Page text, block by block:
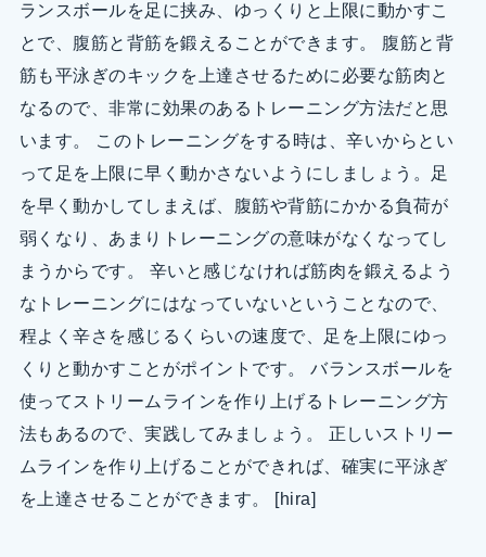
ランスボールを足に挟み、ゆっくりと上限に動かすこ
とで、腹筋と背筋を鍛えることができます。 腹筋と背
筋も平泳ぎのキックを上達させるために必要な筋肉と
なるので、非常に効果のあるトレーニング方法だと思
います。 このトレーニングをする時は、辛いからとい
って足を上限に早く動かさないようにしましょう。足
を早く動かしてしまえば、腹筋や背筋にかかる負荷が
弱くなり、あまりトレーニングの意味がなくなってし
まうからです。 辛いと感じなければ筋肉を鍛えるよう
なトレーニングにはなっていないということなので、
程よく辛さを感じるくらいの速度で、足を上限にゆっ
くりと動かすことがポイントです。 バランスボールを
使ってストリームラインを作り上げるトレーニング方
法もあるので、実践してみましょう。 正しいストリー
ムラインを作り上げることができれば、確実に平泳ぎ
を上達させることができます。 [hira]